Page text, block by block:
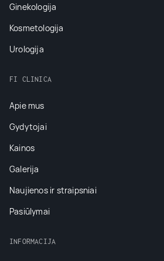
Ginekologija
Kosmetologija
Urologija
FI CLINICA
Apie mus
Gydytojai
Kainos
Galerija
Naujienos ir straipsniai
Pasiūlymai
INFORMACIJA